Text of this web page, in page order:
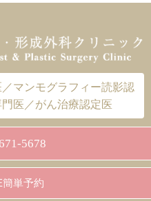
マンモグラフィー読影認
医／がん治療認定医
5678
簡単予約